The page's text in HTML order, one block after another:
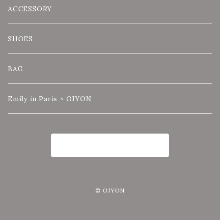
ACCESSORY
SHOES
BAG
Emily in Paris × OJYON
© OJYON